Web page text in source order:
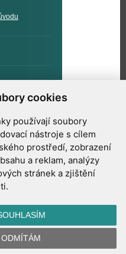
cookies
používají soubory
nástroje s cílem
prostředí, zobrazení
a reklam, analýzy
stránek a zjištění
ODMÍTÁM
organizace, Vsetínská 78, 757
Meziříčí
Telefon:571 611 928, Mobil:777